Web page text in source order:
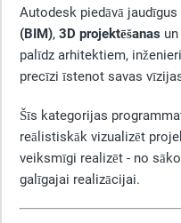
Autodesk piedāvā jaudīgus
(BIM), 3D projektēšanas un
palīdz arhitektiem,
precīzi īstenot savas
Šīs kategorijas
reālistiskāk vizualizēt
veiksmīgi realizēt - no
galīgajai realizācijai.